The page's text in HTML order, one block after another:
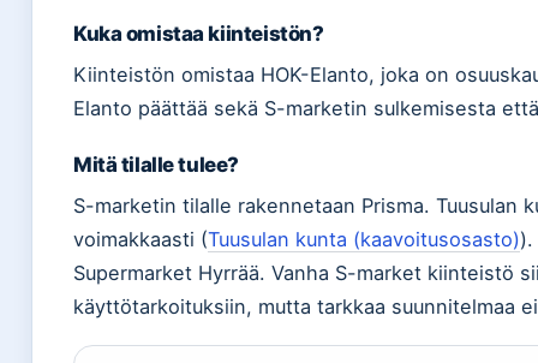
Kuka omistaa kiinteistön?
Kiinteistön omistaa HOK-Elanto, joka on
Elanto päättää sekä S-marketin sulkemisesta
Mitä tilalle tulee?
S-marketin tilalle rakennetaan Prisma. Tuusulan
voimakkaasti (Tuusulan kunta (kaavoitusosasto)).
Supermarket Hyrrää. Vanha S-market kiinteistö
käyttötarkoituksiin, mutta tarkkaa suunnitelmaa